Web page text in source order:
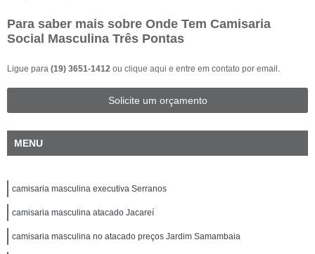
Para saber mais sobre Onde Tem Camisaria
Social Masculina Três Pontas
Ligue para (19) 3651-1412 ou clique aqui e entre em contato por email.
Solicite um orçamento
MENU
camisaria masculina executiva Serranos
camisaria masculina atacado Jacareí
camisaria masculina no atacado preços Jardim Samambaia